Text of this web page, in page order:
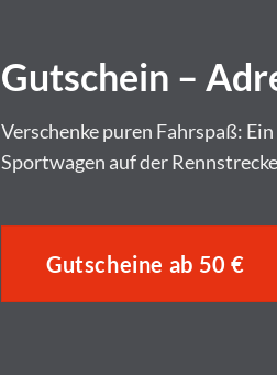
Gutschein –
Verschenke puren Fahrspaß:
Sportwagen auf der
Gutscheine ab 50 €